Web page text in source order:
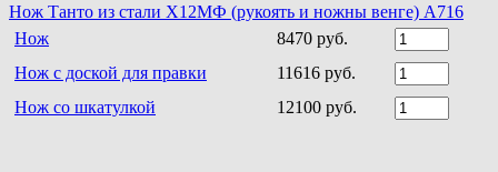
Нож Танто из стали Х12МФ (рукоять и ножны венге) A716
Нож
8470 руб.
Нож с доской для правки
11616 руб.
Нож со шкатулкой
12100 руб.